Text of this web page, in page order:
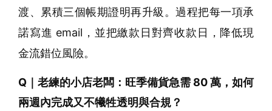
渡、累積三個帳期證明再升級。過程把每一項承
諾寫進 email，並把繳款日對齊收款日，降低現
金流錯位風險。
Q｜老練的小店老闆：旺季備貨急需 80 萬，如何
兩週內完成又不犧牲透明與合規？